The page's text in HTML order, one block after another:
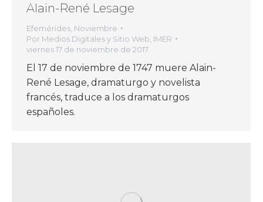
Alain-René Lesage
Efemérides Noviembre
Por Medios Digitales y Sitio Web, IMER
viernes 17 de noviembre de 2017
El 17 de noviembre de 1747 muere Alain-
René Lesage, dramaturgo y novelista
francés, traduce a los dramaturgos
españoles.